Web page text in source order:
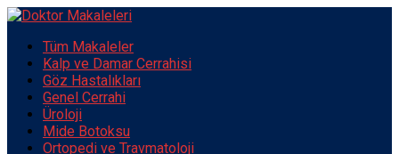
Tüm Makaleler
Kalp ve Damar Cerrahisi
Göz Hastalıkları
Genel Cerrahi
Üroloji
Mide Botoksu
Ortopedi ve Travmatoloji